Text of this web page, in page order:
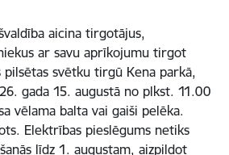
aicina tirgotājus,
ar savu aprīkojumu tirgot
pilsētas svētku tirgū Kena parkā,
gada 15. augustā no plkst. 11.00
vēlama balta vai gaiši pelēka.
Elektrības pieslēgums netiks
līdz 1. augustam, aizpildot